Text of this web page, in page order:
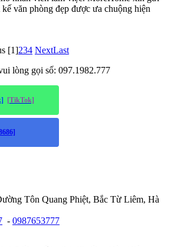
kế văn phòng đẹp được ưa chuộng hiện
[1]234 NextLast
lòng gọi số: 097.1982.777
[TikTok]
Tôn Quang Phiệt, Bắc Từ Liêm, Hà
- 0987653777